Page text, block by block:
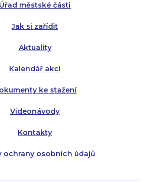
Úřad městské části
Jak si zařídit
Aktuality
Kalendář akcí
ke stažení
Videonávody
Kontakty
ochrany osobních údajů